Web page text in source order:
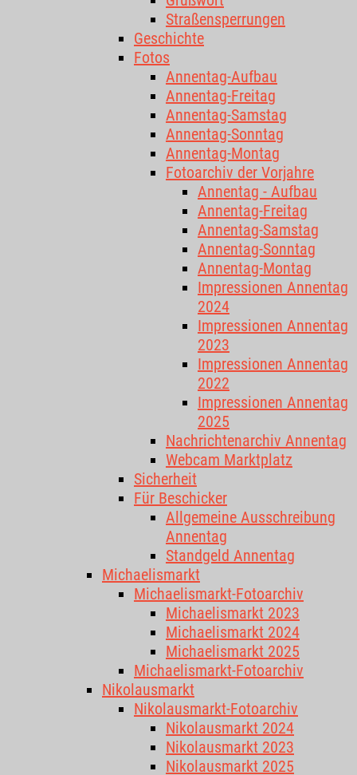
Straßensperrungen
Geschichte
Fotos
Annentag-Aufbau
Annentag-Freitag
Annentag-Samstag
Annentag-Sonntag
Annentag-Montag
Fotoarchiv der Vorjahre
Annentag - Aufbau
Annentag-Freitag
Annentag-Samstag
Annentag-Sonntag
Annentag-Montag
Impressionen Annentag
2024
Impressionen Annentag
2023
Impressionen Annentag
2022
Impressionen Annentag
2025
Nachrichtenarchiv Annentag
Webcam Marktplatz
Sicherheit
Für Beschicker
Allgemeine Ausschreibung
Annentag
Standgeld Annentag
Michaelismarkt
Michaelismarkt-Fotoarchiv
Michaelismarkt 2023
Michaelismarkt 2024
Michaelismarkt 2025
Michaelismarkt-Fotoarchiv
Nikolausmarkt
Nikolausmarkt-Fotoarchiv
Nikolausmarkt 2024
Nikolausmarkt 2023
Nikolausmarkt 2025